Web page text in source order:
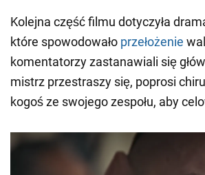
Kolejna część filmu dotyczyła
które spowodowało przełożenie
komentatorzy zastanawiali się
mistrz przestraszy się, poprosi
kogoś ze swojego zespołu, aby